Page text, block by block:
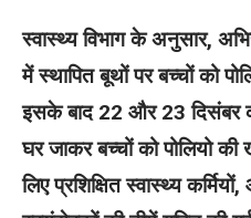
स्वास्थ्य विभाग के अनुसार,
में स्थापित बूथों पर बच्चों को
इसके बाद 22 और 23 दिसंबर
घर जाकर बच्चों को पोलियो
लिए प्रशिक्षित स्वास्थ्य